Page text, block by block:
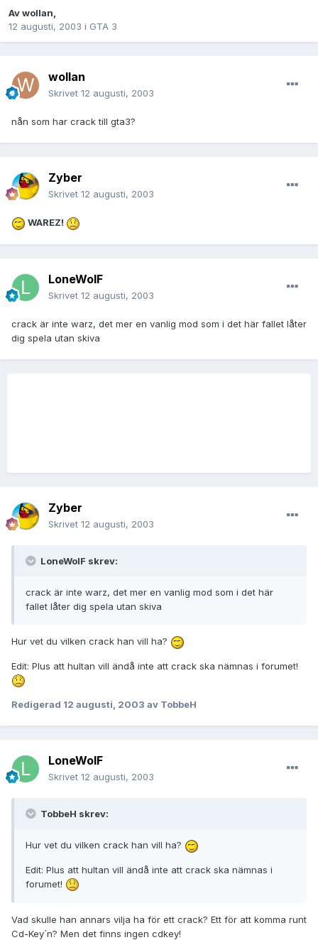
Avwollan,
12 augusti, 2003 i GTA 3
wollan
Skrivet 12 augusti, 2003
nån som har crack till gta3?
Zyber
Skrivet 12 augusti, 2003
WAREZ!
LoneWolF
Skrivet 12 augusti, 2003
crack är inte warz, det mer en vanlig mod som i det här fallet låter
dig spela utan skiva
Zyber
Skrivet 12 augusti, 2003
LoneWolF skrev:
crack är inte warz, det mer en vanlig mod som i det här
fallet låter dig spela utan skiva
Hur vet du vilken crack han vill ha?
Edit: Plus att hultan vill ändå inte att crack ska nämnas i forumet!
Redigerad 12 augusti, 2003 av TobbeH
LoneWolF
Skrivet 12 augusti, 2003
TobbeH skrev:
Hur vet du vilken crack han vill ha?
Edit: Plus att hultan vill ändå inte att crack ska nämnas i
forumet!
Vad skulle han annars vilja ha för ett crack? Ett för att komma runt
Cd-Key´n? Men det finns ingen cdkey!